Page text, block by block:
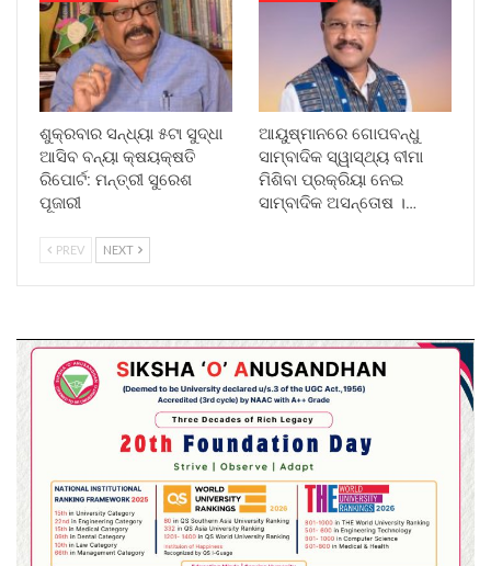
ଶୁକ୍ରବାର ସନ୍ଧ୍ୟା ୫ଟା ସୁଦ୍ଧା
ଆସିବ ବନ୍ୟା କ୍ଷୟକ୍ଷତି
ରିପୋର୍ଟ: ମନ୍ତ୍ରୀ ସୁରେଶ
ପୂଜାରୀ
ଆୟୁଷ୍ମାନରେ ଗୋପବନ୍ଧୁ
ସାମ୍ବାଦିକ ସ୍ୱାସ୍ଥ୍ୟ ବୀମା
ମିଶିବା ପ୍ରକ୍ରିୟା ନେଇ
ସାମ୍ବାଦିକ ଅସନ୍ତୋଷ ।…
PREV NEXT